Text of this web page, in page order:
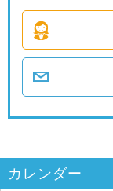
カレンダー